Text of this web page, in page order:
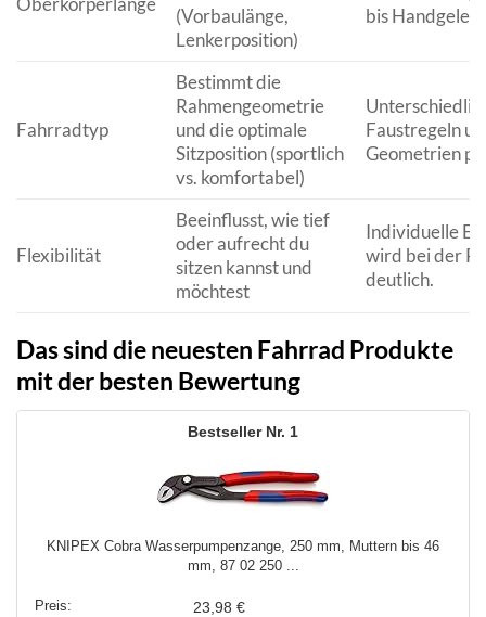
(Vorbaulänge,
Lenkerposition)
bis
Fahrradtyp
Bestimmt die
Rahmengeometrie
und die optimale
Sitzposition (sportlich
vs. komfortabel)
Faustregeln
Geometrien
Flexibilität
Beeinflusst, wie tief
oder aufrecht du
sitzen kannst und
möchtest
Individuelle
wird bei der
deutlich.
Das sind die neuesten Fahrrad Produkte
mit der besten Bewertung
1
KNIPEX Cobra Wasserpumpenzange, 250 mm, Muttern bis 46
mm, 87 02 250 ...
23,98 €